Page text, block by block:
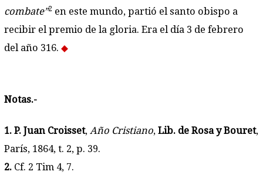
combate”2 en este mundo, partió el santo obispo a
recibir el premio de la gloria. Era el día 3 de febrero
del año 316.
Notas.-
1. P. Juan Croisset, Año Cristiano, Lib. de Rosa y Bouret,
París, 1864, t. 2, p. 39.
2. Cf. 2 Tim 4, 7.